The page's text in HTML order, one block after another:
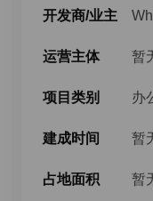
开发商/业主
运营主体 暂
项目类别 办
建成时间 暂
占地面积 暂